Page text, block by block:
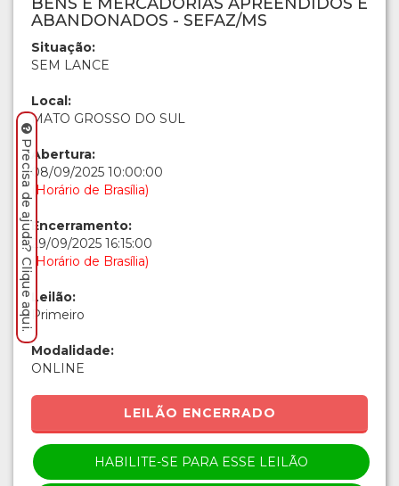
ABANDONADOS - SEFAZ/MS
Situação:
SEM LANCE
Local:
MATO GROSSO DO SUL
Abertura:
08/09/2025 10:00:00
(Horário de Brasília)
Encerramento:
29/09/2025 16:15:00
(Horário de Brasília)
Leilão:
Primeiro
Modalidade:
ONLINE
LEILÃO ENCERRADO
HABILITE-SE PARA ESSE LEILÃO
Precisa de ajuda? Clique aqui.